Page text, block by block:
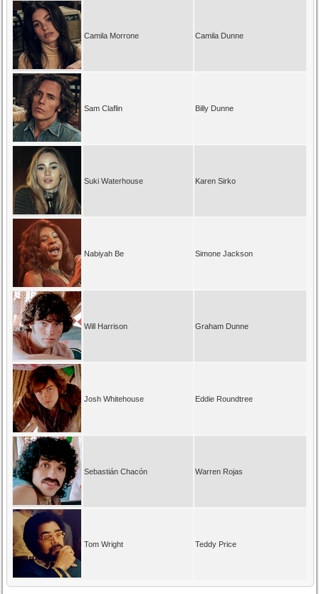
Camila Morrone Camila Dunne
Sam Claflin Billy Dunne
Suki Waterhouse Karen Sirko
Nabiyah Be Simone Jackson
Will Harrison Graham Dunne
Josh Whitehouse Eddie Roundtree
Sebastián Chacón Warren Rojas
Tom Wright Teddy Price